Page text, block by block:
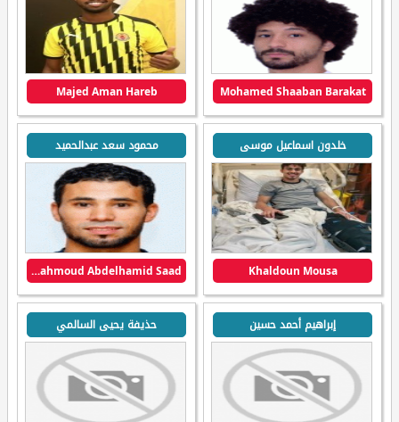
Mohamed Shaaban Barakat
Majed Aman Hareb
خلدون اسماعيل موسى
Khaldoun Mousa
محمود سعد عبدالحميد
Mahmoud Abdelhamid Saad
إبراهيم أحمد حسين حذيفة يحيى السالمي